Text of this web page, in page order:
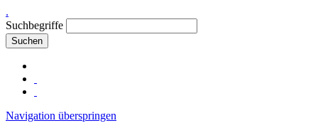
.
Suchbegriffe
Suchen
Navigation überspringen